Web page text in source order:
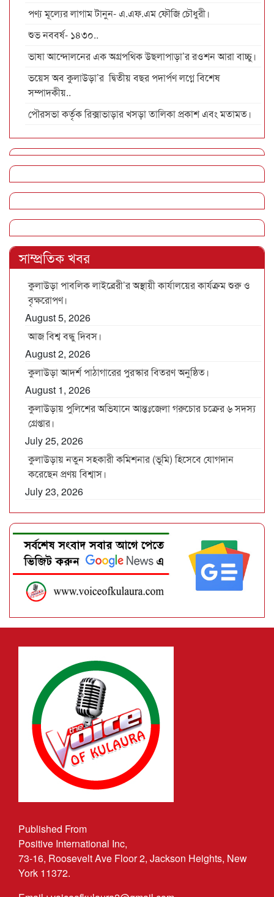
পণ্য মূল্যের লাগাম টানুন- এ.এফ.এম ফৌজি চৌধুরী।
শুভ নববর্ষ- ১৪৩০..
ভাষা আন্দোলনের এক অগ্রপথিক উছলাপাড়া’র রওশন আরা বাচ্চু।
ভয়েস অব কুলাউড়া’র দ্বিতীয় বছর পদার্পণ লগ্নে বিশেষ
সম্পাদকীয়..
পৌরসভা কর্তৃক রিক্সাভাড়ার খসড়া তালিকা প্রকাশ এবং মতামত।
সাম্প্রতিক খবর
কুলাউড়া পাবলিক লাইব্রেরী’র অস্থায়ী কার্যালয়ের কার্যক্রম শুরু ও
বৃক্ষরোপণ।
August 5, 2026
আজ বিশ্ব বন্ধু দিবস।
August 2, 2026
কুলাউড়া আদর্শ পাঠাগারের পুরস্কার বিতরণ অনুষ্ঠিত।
August 1, 2026
কুলাউড়ায় পুলিশের অভিযানে আন্তঃজেলা গরুচোর চক্রের ৬ সদস্য
গ্রেপ্তার।
July 25, 2026
কুলাউড়ায় নতুন সহকারী কমিশনার (ভূমি) হিসেবে যোগদান
করেছেন প্রণয় বিশ্বাস।
July 23, 2026
Published From
Positive International Inc,
73-16, Roosevelt Ave Floor 2, Jackson Heights, New
York 11372.